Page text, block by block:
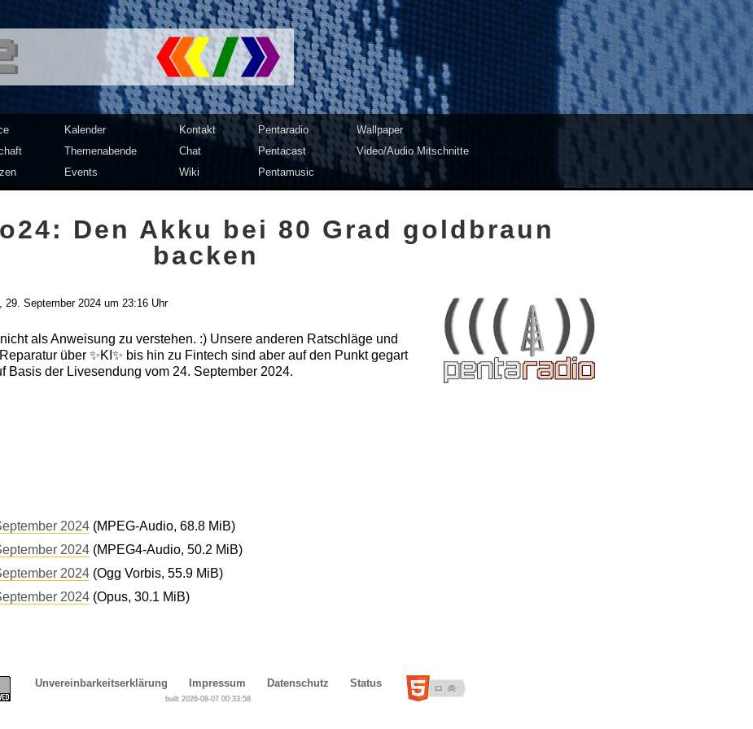
Club Dresden | c3d2
Kalender
Themenabende
Events
Kontakt
Chat
Wiki
Pentaradio
Pentacast
Pentamusic
Wallpaper
Video/Audio Mitschnitte
Den Akku bei 80 Grad goldbraun
backen
29. September 2024 um 23:16 Uhr
als Anweisung zu verstehen. :) Unsere anderen Ratschläge und
über ✨KI✨ bis hin zu Fintech sind aber auf den Punkt gegart
Basis der Livesendung vom 24. September 2024.
2024(MPEG-Audio, 68.8 MiB)
2024(MPEG4-Audio, 50.2 MiB)
2024(Ogg Vorbis, 55.9 MiB)
2024(Opus, 30.1 MiB)
Unvereinbarkeitserklärung Impressum Datenschutz Status
built 2026-08-07 00:33:58